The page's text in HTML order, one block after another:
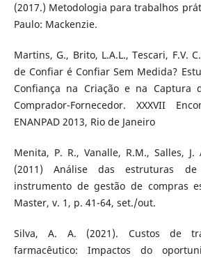
(2017.) Metodologia para trabalhos
Paulo: Mackenzie.
Martins, G., Brito, L.A.L., Tescari, F.V.
de Confiar é Confiar Sem Medida?
Confiança na Criação e na Captura
Comprador-Fornecedor. XXXVII
ENANPAD 2013, Rio de Janeiro
Menita, P. R., Vanalle, R.M., Salles,
(2011) Análise das estruturas de
instrumento de gestão de compras
Master, v. 1, p. 41-64, set./out.
Silva, A. A. (2021). Custos de
farmacêutico: Impactos do